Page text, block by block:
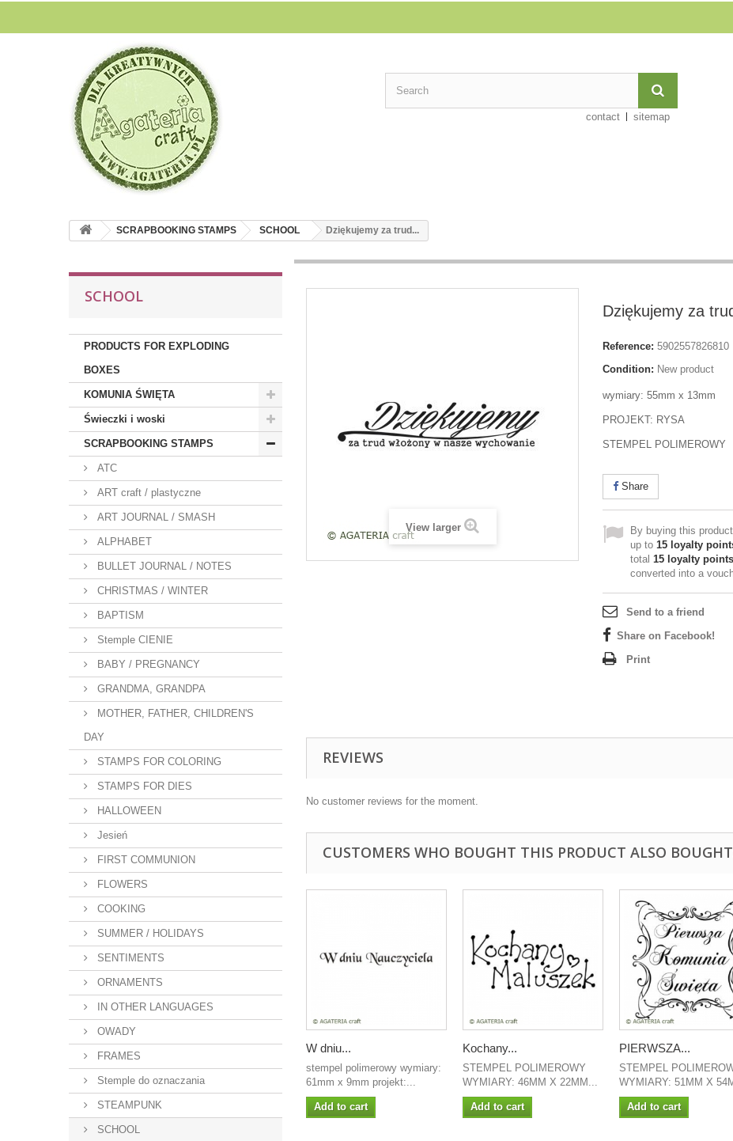
contact sitemap
SCRAPBOOKING STAMPS SCHOOL Dziękujemy za trud...
SCHOOL
PRODUCTS FOR EXPLODING
BOXES
KOMUNIA ŚWIĘTA
Świeczki i woski
SCRAPBOOKING STAMPS
ATC
ART craft / plastyczne
ART JOURNAL / SMASH
ALPHABET
BULLET JOURNAL / NOTES
CHRISTMAS / WINTER
BAPTISM
Stemple CIENIE
BABY / PREGNANCY
GRANDMA, GRANDPA
MOTHER, FATHER, CHILDREN'S
DAY
STAMPS FOR COLORING
STAMPS FOR DIES
HALLOWEEN
Jesień
FIRST COMMUNION
FLOWERS
COOKING
SUMMER / HOLIDAYS
SENTIMENTS
ORNAMENTS
IN OTHER LANGUAGES
OWADY
FRAMES
Stemple do oznaczania
STEAMPUNK
SCHOOL
View larger
Dziękujemy za
Reference: 5902557826810
Condition: New product
wymiary: 55mm x 13mm
PROJEKT: RYSA
STEMPEL POLIMEROWY
Share
By buying this
up to 15 loyalty
total 15 loyalty points
converted into a
Send to a friend
Share on Facebook!
Print
REVIEWS
No customer reviews for the moment.
CUSTOMERS WHO BOUGHT THIS PRODUCT ALSO
W dniu...
stempel polimerowy wymiary:
61mm x 9mm projekt:...
Add to cart
Kochany...
STEMPEL POLIMEROWY
WYMIARY: 46MM X 22MM...
Add to cart
PIERWSZA...
STEMPEL
WYMIARY: 51MM X
Add to cart